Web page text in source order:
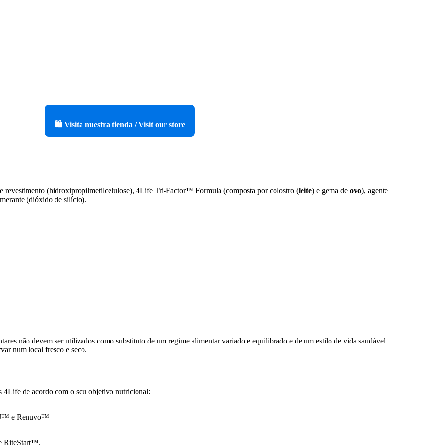
🛍️ Visita nuestra tienda / Visit our store
revestimento (hidroxipropilmetilcelulose), 4Life Tri-Factor™ Formula (composta por colostro (leite) e gema de ovo), agente
(dióxido de silício).
não devem ser utilizados como substituto de um regime alimentar variado e equilibrado e de um estilo de vida saudável.
num local fresco e seco.
4Life de acordo com o seu objetivo nutricional:
e Renuvo™
RiteStart™.